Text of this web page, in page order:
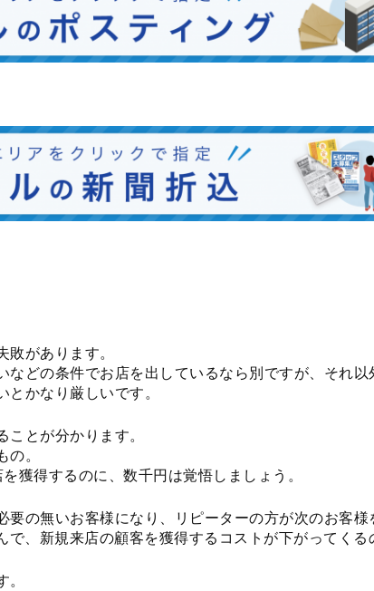
があります。
どの条件でお店を出しているなら別ですが、それ以
かなり厳しいです。
とが分かります。
。
獲得するのに、数千円は覚悟しましょう。
の無いお客様になり、リピーターの方が次のお客様
、新規来店の顧客を獲得するコストが下がってくる